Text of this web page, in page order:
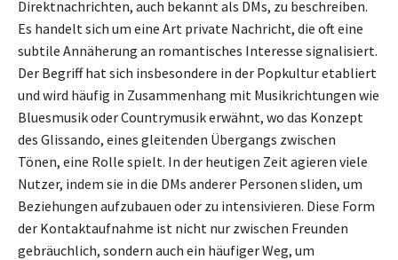
Direktnachrichten, auch bekannt als DMs, zu beschreiben.
Es handelt sich um eine Art private Nachricht, die oft eine
subtile Annäherung an romantisches Interesse signalisiert.
Der Begriff hat sich insbesondere in der Popkultur etabliert
und wird häufig in Zusammenhang mit Musikrichtungen wie
Bluesmusik oder Countrymusik erwähnt, wo das Konzept
des Glissando, eines gleitenden Übergangs zwischen
Tönen, eine Rolle spielt. In der heutigen Zeit agieren viele
Nutzer, indem sie in die DMs anderer Personen sliden, um
Beziehungen aufzubauen oder zu intensivieren. Diese Form
der Kontaktaufnahme ist nicht nur zwischen Freunden
gebräuchlich, sondern auch ein häufiger Weg, um